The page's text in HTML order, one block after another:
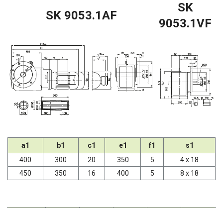
SK 9053.1AF
SK
9053.1VF
a1 b1 c1 e1 f1
s1
400
300 20 350 5
4 x 18
450
350 16 400 5 8 x 18